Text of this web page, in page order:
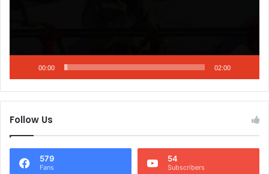
00:00 02:00
Follow Us
579
Fans
54
Subscribers